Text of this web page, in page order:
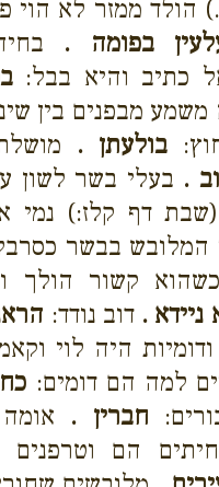
הולד ממזר לא הוי
בפומה .
כתיב והיא בבל:
משמע מבפנים בין
בולעתן .
. בעלי בשר לשון
דף קלז:) נמי
המלובש בבשר
כשהוא קשור הולך
ניידא . דוב נודד:
היה לוי
למה הם דומים:
חברין .
הם